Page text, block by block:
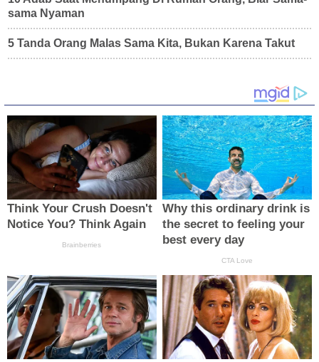
sama Nyaman
5 Tanda Orang Malas Sama Kita, Bukan Karena Takut